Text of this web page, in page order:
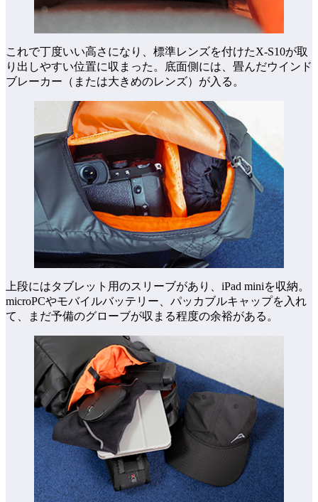
これで丁度いい高さになり、標準レンズを付けたX-S10が取
り出しやすい位置に収まった。底面側には、畳んだウインド
ブレーカー（または大きめのレンズ）が入る。
上段にはタブレット用のスリーブがあり、iPad miniを収納。
microPCやモバイルバッテリー、パッカブルキャップを入れ
て、まだ予備のグローブが収まる程度の余裕がある。